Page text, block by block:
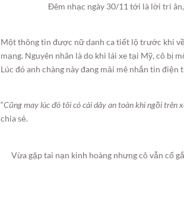
Đêm nhạc ngày 30/11 tới là lời tri
Một thông tin được nữ danh ca tiết lộ trước khi
mạng. Nguyên nhân là do khi lái xe tại Mỹ, cô bị
Lúc đó anh chàng này đang mải mê nhắn tin
“Cũng may lúc đó tôi có cài dây an toàn khi ngồi
chia sẻ.
Vừa gặp tai nạn kinh hoàng nhưng cô vẫn cố